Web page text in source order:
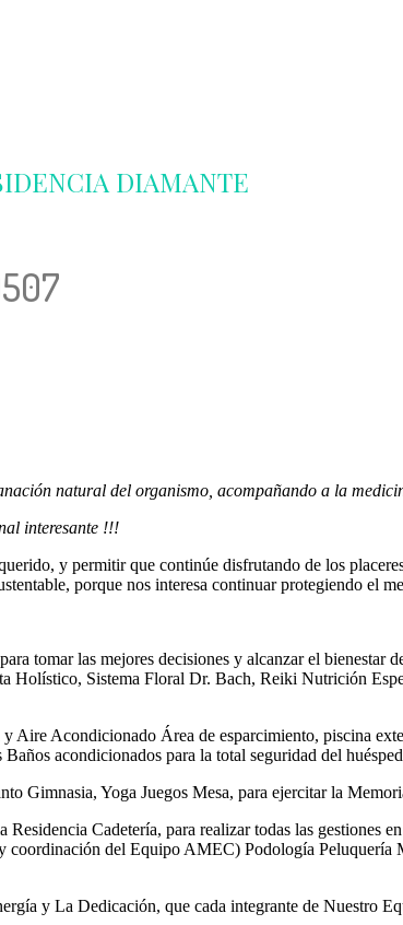
DIAMANTE
natural del organismo, acompañando a la
interesante !!!
y permitir que continúe disfrutando de los
porque nos interesa continuar protegiendo el
tomar las mejores decisiones y alcanzar el bienestar
Holístico, Sistema Floral Dr. Bach, Reiki Nutrición
Aire Acondicionado Área de esparcimiento, piscina
acondicionados para la total seguridad del huésped
Gimnasia, Yoga Juegos Mesa, para ejercitar la
Cadetería, para realizar todas las gestiones
del Equipo AMEC) Podología Peluquería
y La Dedicación, que cada integrante de Nuestro